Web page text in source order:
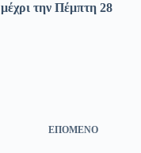
μέχρι την Πέμπτη 28
ΕΠΌΜΕΝΟ